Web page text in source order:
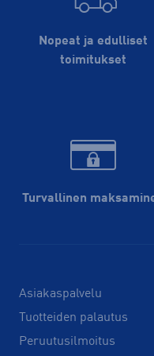
Nopeat ja edulliset
toimitukset
Turvallinen
Asiakaspalvelu
Tuotteiden palautus
Peruutusilmoitus